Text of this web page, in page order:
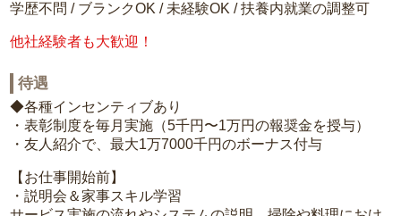
学歴不問 / ブランクOK / 未経験OK / 扶養内就業の調整可
他社経験者も大歓迎！
待遇
◆各種インセンティブあり
・表彰制度を毎月実施（5千円〜1万円の報奨金を授与）
・友人紹介で、最大1万7000千円のボーナス付与
【お仕事開始前】
・説明会＆家事スキル学習